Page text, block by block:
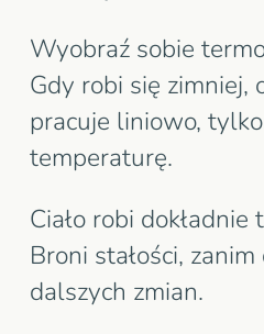
Wyobraź sobie
Gdy robi się zimniej,
pracuje liniowo,
temperaturę.
Ciało robi dokładnie
Broni stałości,
dalszych zmian.